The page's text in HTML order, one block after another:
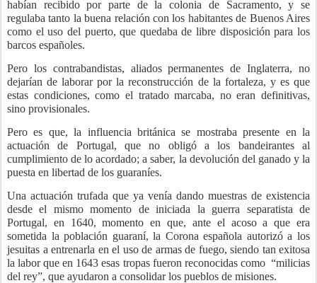
habían recibido por parte de la colonia de Sacramento, y se
regulaba tanto la buena relación con los habitantes de Buenos Aires
como el uso del puerto, que quedaba de libre disposición para los
barcos españoles.
Pero los contrabandistas, aliados permanentes de Inglaterra, no
dejarían de laborar por la reconstrucción de la fortaleza, y es que
estas condiciones, como el tratado marcaba, no eran definitivas,
sino provisionales.
Pero es que, la influencia británica se mostraba presente en la
actuación de Portugal, que no obligó a los bandeirantes al
cumplimiento de lo acordado; a saber, la devolución del ganado y la
puesta en libertad de los guaraníes.
Una actuación trufada que ya venía dando muestras de existencia
desde el mismo momento de iniciada la guerra separatista de
Portugal, en 1640, momento en que, ante el acoso a que era
sometida la población guaraní, la Corona española autorizó a los
jesuitas a entrenarla en el uso de armas de fuego, siendo tan exitosa
la labor que en 1643 esas tropas fueron reconocidas como “milicias
del rey”, que ayudaron a consolidar los pueblos de misiones.